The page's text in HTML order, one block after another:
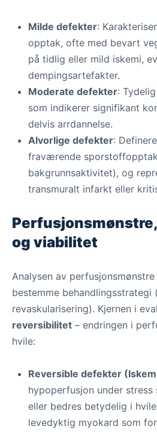
Milde defekter:
opptak, ofte med bevart
på tidlig eller mild iskemi,
dempingsartefakter.
Moderate defekter:
som indikerer signifikant
delvis arrdannelse.
Alvorlige defekter:
fraværende
bakgrunnsaktivitet), og
transmuralt infarkt eller
og viabilitet
Analysen av
bestemme behandlingsstrategi
revaskularisering). Kjernen i
reversibilitet – endringen i
hvile:
Reversible defekter
hypoperfusjon under stress
eller bedres betydelig i
levedyktig myokard som